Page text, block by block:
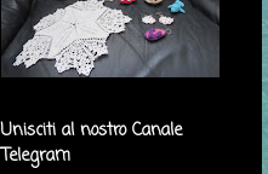
Unisciti al nostro Canale
Telegram